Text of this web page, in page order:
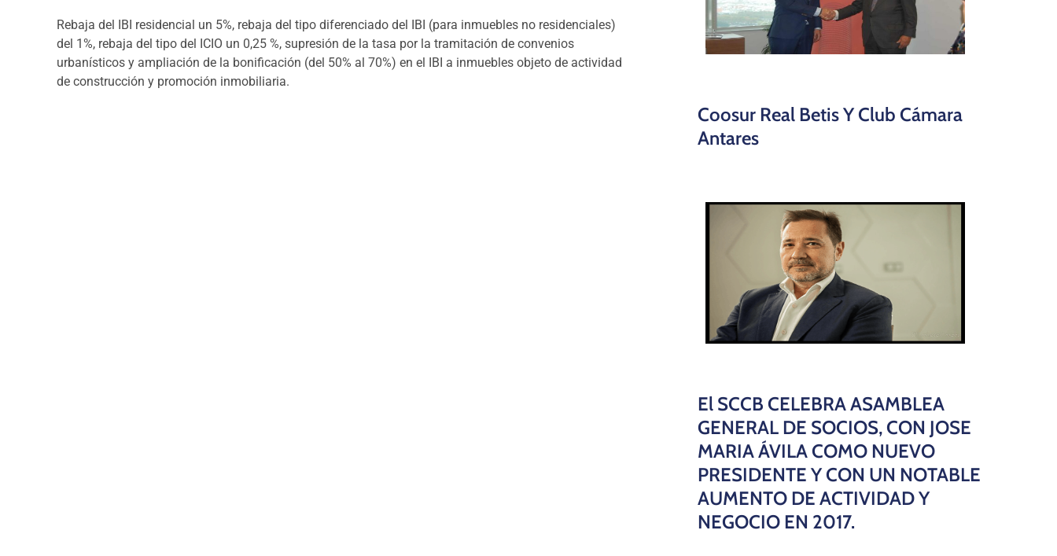
Rebaja del IBI residencial un 5%, rebaja del tipo diferenciado del IBI (para inmuebles no residenciales)
del 1%, rebaja del tipo del ICIO un 0,25 %, supresión de la tasa por la tramitación de convenios
urbanísticos y ampliación de la bonificación (del 50% al 70%) en el IBI a inmuebles objeto de actividad
de construcción y promoción inmobiliaria.
Coosur Real Betis Y Club Cámara
Antares
El SCCB CELEBRA ASAMBLEA
GENERAL DE SOCIOS, CON JOSE
MARIA ÁVILA COMO NUEVO
PRESIDENTE Y CON UN NOTABLE
AUMENTO DE ACTIVIDAD Y
NEGOCIO EN 2017.